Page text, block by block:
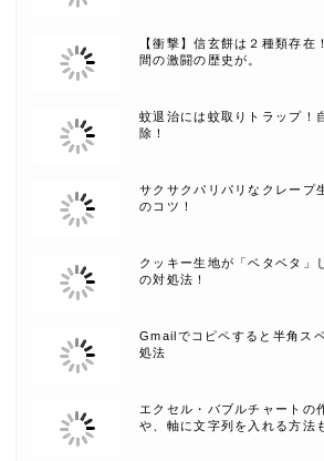
【衝撃】信玄餅は２種類存在
間の激闘の歴史が。
蚊退治には蚊取りトラップ！
除！
サクサクパリパリなクレープ
のコツ！
クッキー生地が「ベタベタ」
の対処法！
Gmailでコピペすると半角ス
処法
エクセル・バブルチャートの
や、軸に文字列を入れる方法